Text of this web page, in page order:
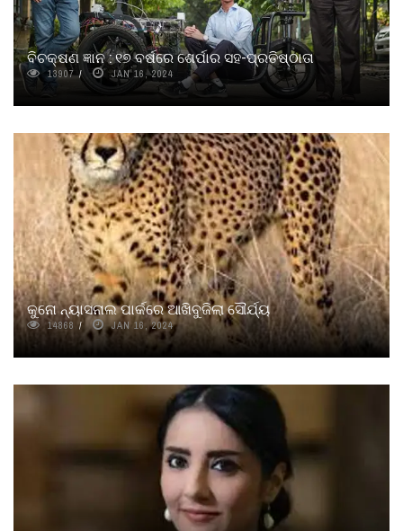
ବିଚକ୍ଷଣ ଜ୍ଞାନ : ୧୭ ବର୍ଷରେ ଶେର୍ପାର ସହ-ପ୍ରତିଷ୍ଠାତା
13907 JAN 16, 2024
କୁନୋ ନ୍ୟାସନାଲ ପାର୍କରେ ଆଖିବୁଜିଲା ସୌର୍ଯ୍ୟ
14868 JAN 16, 2024